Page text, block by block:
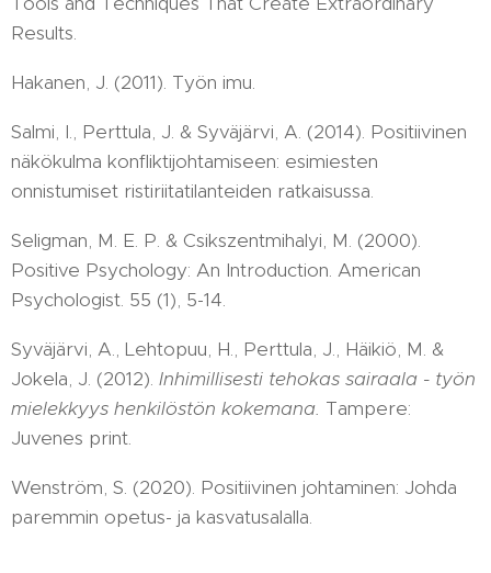
Results.
Hakanen, J. (2011). Työn imu.
Salmi, I., Perttula, J. & Syväjärvi, A. (2014). Positiivinen
näkökulma konfliktijohtamiseen: esimiesten
onnistumiset ristiriitatilanteiden ratkaisussa.
Seligman, M. E. P. & Csikszentmihalyi, M. (2000).
Positive Psychology: An Introduction. American
Psychologist. 55 (1), 5-14.
Syväjärvi, A., Lehtopuu, H., Perttula, J., Häikiö, M. &
Jokela, J. (2012). Inhimillisesti tehokas sairaala - työn
mielekkyys henkilöstön kokemana. Tampere:
Juvenes print.
Wenström, S. (2020). Positiivinen johtaminen: Johda
paremmin opetus- ja kasvatusalalla.